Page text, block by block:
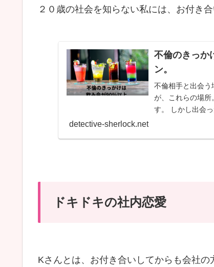
２０歳の社会を知らない私には、お付き
不倫のきっか
ン。
不倫相手と出会
が、これらの場所
す。 しかし出会
detective-sherlock.net
ドキドキの社内恋愛
Kさんとは、お付き合いしてからも会社